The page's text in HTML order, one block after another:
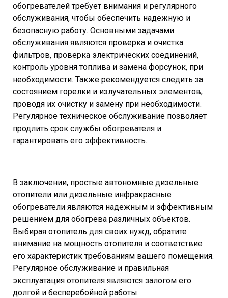
обогревателей требует внимания и регулярного
обслуживания, чтобы обеспечить надежную и
безопасную работу. Основными задачами
обслуживания являются проверка и очистка
фильтров, проверка электрических соединений,
контроль уровня топлива и замена форсунок, при
необходимости. Также рекомендуется следить за
состоянием горелки и излучательных элементов,
проводя их очистку и замену при необходимости.
Регулярное техническое обслуживание позволяет
продлить срок службы обогревателя и
гарантировать его эффективность.
В заключении, простые автономные дизельные
отопители или дизельные инфракрасные
обогреватели являются надежным и эффективным
решением для обогрева различных объектов.
Выбирая отопитель для своих нужд, обратите
внимание на мощность отопителя и соответствие
его характеристик требованиям вашего помещения.
Регулярное обслуживание и правильная
эксплуатация отопителя являются залогом его
долгой и бесперебойной работы.